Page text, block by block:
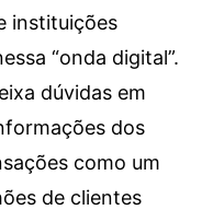
instituições
“onda digital”.
dúvidas em
dos
como um
de clientes